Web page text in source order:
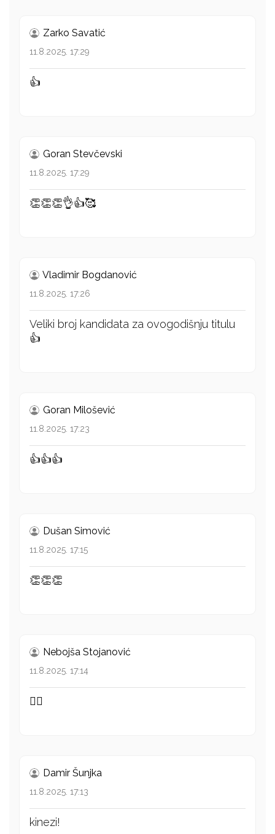
Zarko Savatić
11.8.2025. 17:29
👍
Goran Stevčevski
11.8.2025. 17:29
👏👏👏👌👍🥰
Vladimir Bogdanović
11.8.2025. 17:26
Veliki broj kandidata za ovogodišnju titulu
👍
Goran Milošević
11.8.2025. 17:23
👍👍👍
Dušan Simović
11.8.2025. 17:15
👏👏👏
Nebojša Stojanović
11.8.2025. 17:14
👍🏻
Damir Šunjka
11.8.2025. 17:13
kinezi!